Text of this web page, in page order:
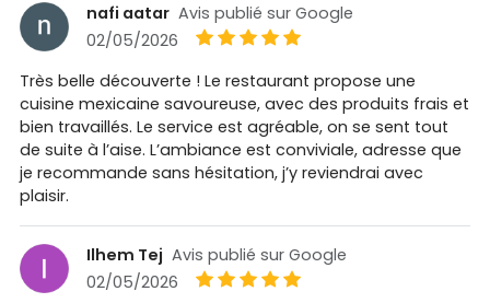
nafi aatar Avis publié sur Google
02/05/2026
Très belle découverte ! Le restaurant propose une
cuisine mexicaine savoureuse, avec des produits frais et
bien travaillés. Le service est agréable, on se sent tout
de suite à l’aise. L’ambiance est conviviale, adresse que
je recommande sans hésitation, j’y reviendrai avec
plaisir.
Ilhem Tej Avis publié sur Google
02/05/2026